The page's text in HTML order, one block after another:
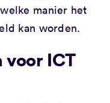
manier het
kan worden.
ICT